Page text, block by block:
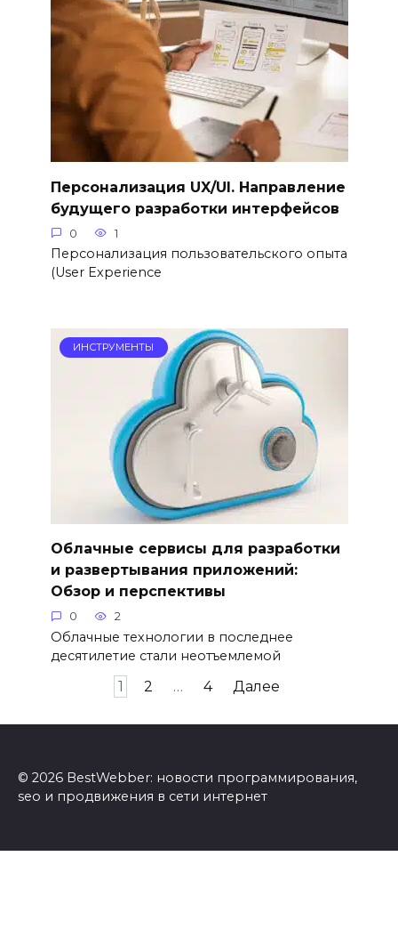
Персонализация UX/UI. Направление
будущего разработки интерфейсов
0 1
Персонализация пользовательского опыта
(User Experience
ИНСТРУМЕНТЫ
Облачные сервисы для разработки
и развертывания приложений:
Обзор и перспективы
0 2
Облачные технологии в последнее
десятилетие стали неотъемлемой
1 2 … 4 Далее
© 2026 BestWebber: новости программирования,
seo и продвижения в сети интернет